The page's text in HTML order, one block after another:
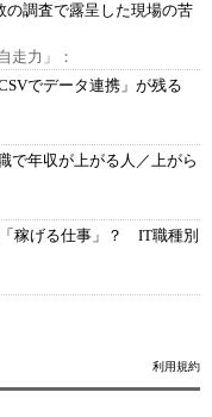
調査で露呈した現場の苦
走力」：
でデータ連携」が残る
で年収が上がる人／上がら
稼げる仕事」？ IT職種別
利用規約